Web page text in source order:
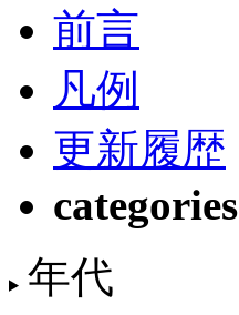
前言
凡例
更新履歴
categories
年代